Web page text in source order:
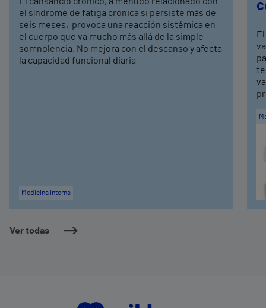
Ver todas
el síndrome de fatiga crónica si persiste más de
seis meses, provoca una reacción sistémica en
el cuerpo que va mucho más allá de la simple
somnolencia. No mejora con el descanso y afecta
la capacidad funcional diaria
Medicina Interna